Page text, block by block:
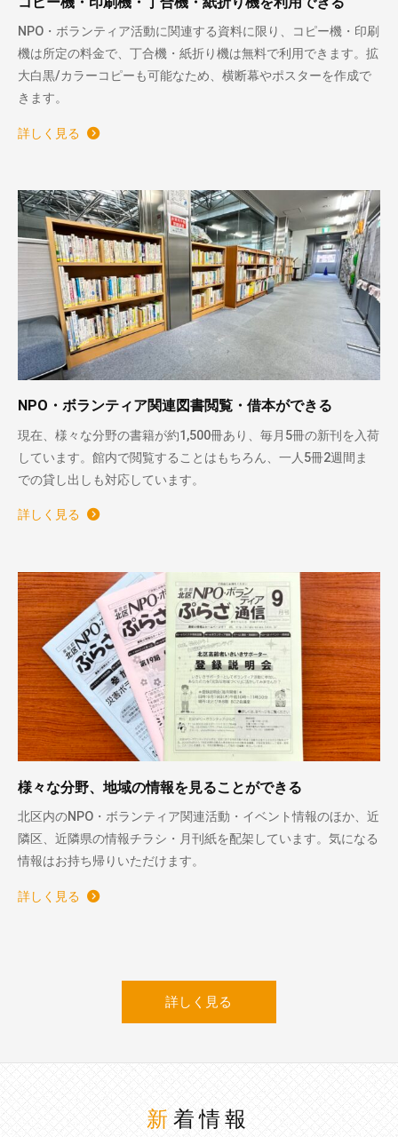
NPO・ボランティア活動に関連する資料に限り、コピー機・印刷
機は所定の料金で、丁合機・紙折り機は無料で利用できます。拡
大白黒/カラーコピーも可能なため、横断幕やポスターを作成で
きます。
詳しく見る
NPO・ボランティア関連図書閲覧・借本ができる
現在、様々な分野の書籍が約1,500冊あり、毎月5冊の新刊を入荷
しています。館内で閲覧することはもちろん、一人5冊2週間ま
での貸し出しも対応しています。
詳しく見る
様々な分野、地域の情報を見ることができる
北区内のNPO・ボランティア関連活動・イベント情報のほか、近
隣区、近隣県の情報チラシ・月刊紙を配架しています。気になる
情報はお持ち帰りいただけます。
詳しく見る
詳しく見る
新着情報